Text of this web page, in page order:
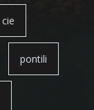
cie
pontili